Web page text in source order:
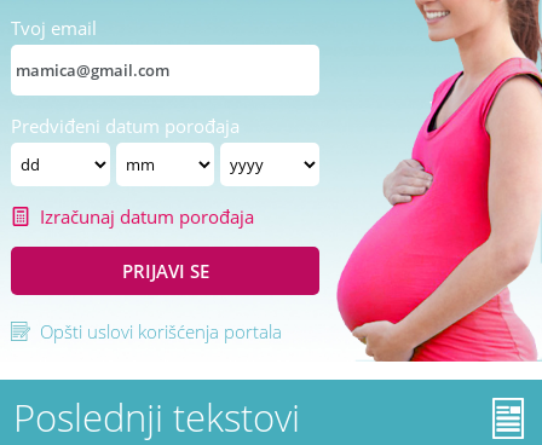
Tvoj email
Predviđeni datum porođaja
Izračunaj datum porođaja
PRIJAVI SE
Opšti uslovi korišćenja portala
Poslednji tekstovi